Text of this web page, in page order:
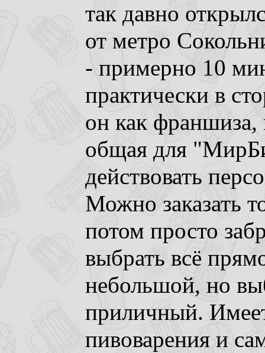
так давно
от метро
- примерно 10
практически в
он как франшиза,
общая для
действовать
Можно заказать
потом просто
выбрать всё
небольшой, но
приличный.
пивоварения и